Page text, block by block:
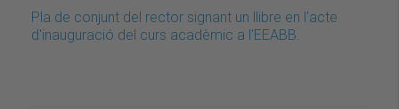
Pla de conjunt del rector signant un llibre en l'acte
d'inauguració del curs acadèmic a l'EEABB.